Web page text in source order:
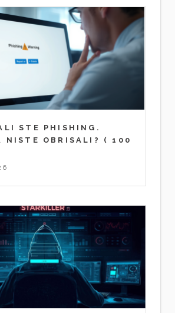
STE PHISHING.
NISTE OBRISALI?
( 100